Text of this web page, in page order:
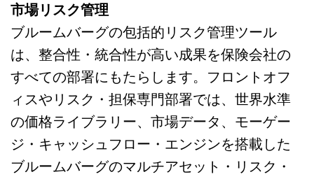
市場リスク管理
ブルームバーグの包括的リスク管理ツール
は、整合性・統合性が高い成果を保険会社の
すべての部署にもたらします。フロントオフ
ィスやリスク・担保専門部署では、世界水準
の価格ライブラリー、市場データ、モーゲー
ジ・キャッシュフロー・エンジンを搭載した
ブルームバーグのマルチアセット・リスク・